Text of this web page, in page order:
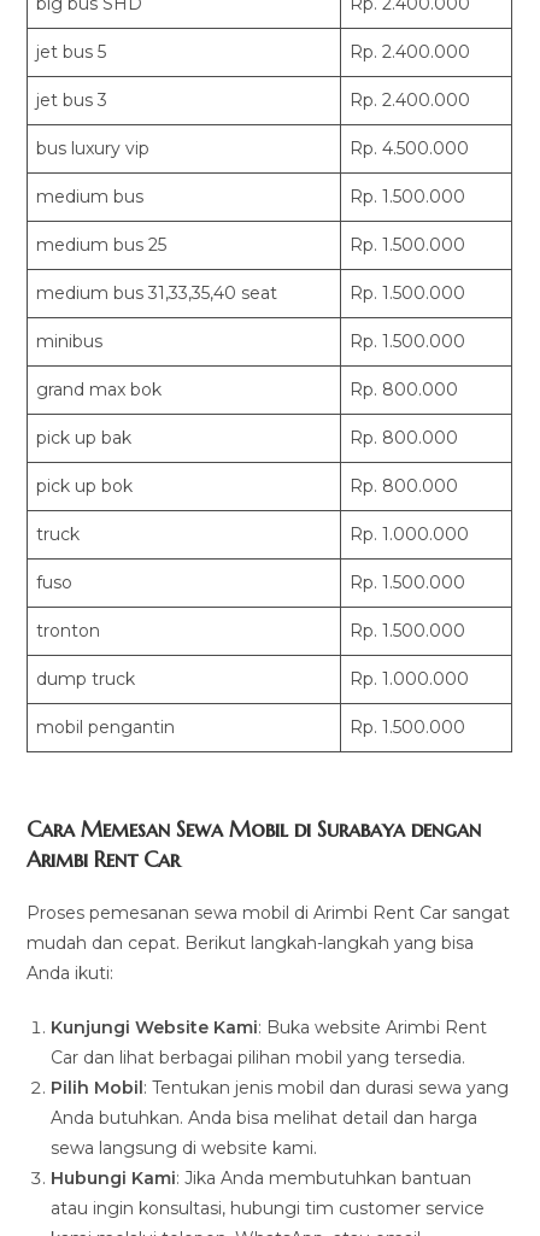
jet bus 5 Rp. 2.400.000
jet bus 3 Rp. 2.400.000
bus luxury vip Rp. 4.500.000
medium bus Rp. 1.500.000
medium bus 25 Rp. 1.500.000
medium bus 31,33,35,40 seat Rp. 1.500.000
minibus Rp. 1.500.000
grand max bok Rp. 800.000
pick up bak Rp. 800.000
pick up bok Rp. 800.000
truck Rp. 1.000.000
fuso Rp. 1.500.000
tronton Rp. 1.500.000
dump truck Rp. 1.000.000
mobil pengantin Rp. 1.500.000
Cara Memesan Sewa Mobil di Surabaya dengan
Arimbi Rent Car
Proses pemesanan sewa mobil di Arimbi Rent Car sangat
mudah dan cepat. Berikut langkah-langkah yang bisa
Anda ikuti:
Kunjungi Website Kami: Buka website Arimbi Rent
Car dan lihat berbagai pilihan mobil yang tersedia.
Pilih Mobil: Tentukan jenis mobil dan durasi sewa yang
Anda butuhkan. Anda bisa melihat detail dan harga
sewa langsung di website kami.
Hubungi Kami: Jika Anda membutuhkan bantuan
atau ingin konsultasi, hubungi tim customer service